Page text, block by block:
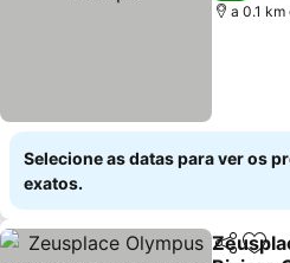
a 0.1
Selecione as datas para ver os
exatos.
Partilhar